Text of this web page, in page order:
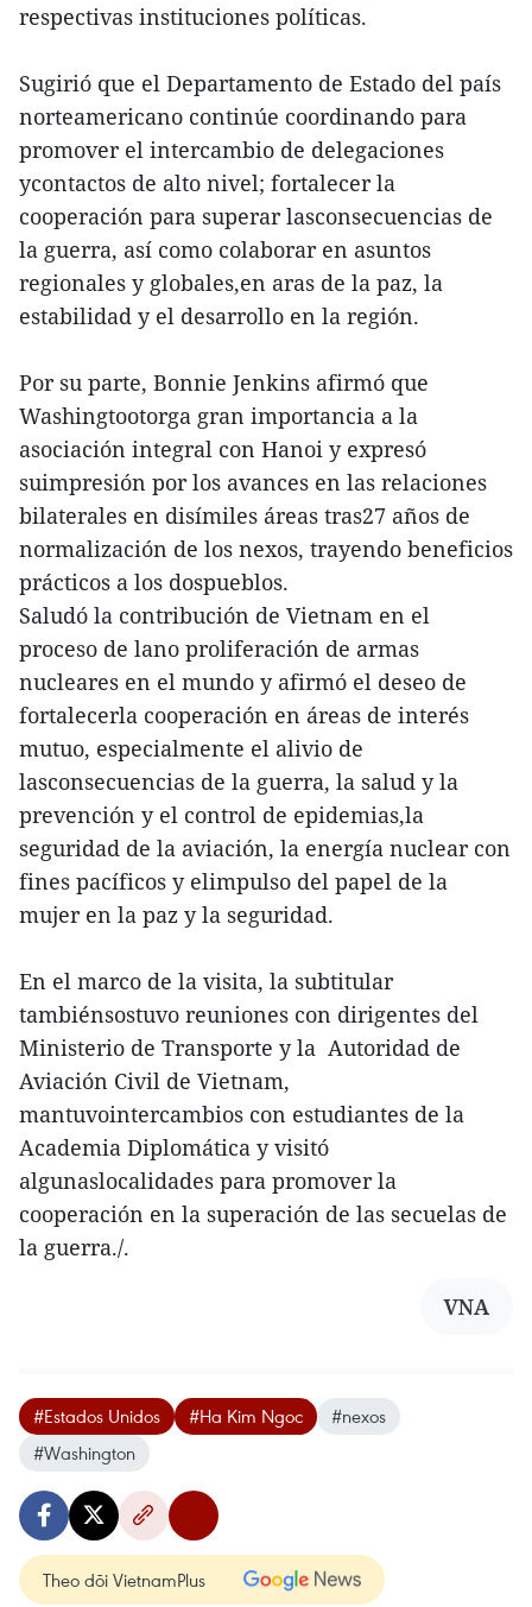
respectivas instituciones políticas.
Sugirió que el Departamento de Estado del país
norteamericano continúe coordinando para
promover el intercambio de delegaciones
ycontactos de alto nivel; fortalecer la
cooperación para superar lasconsecuencias de
la guerra, así como colaborar en asuntos
regionales y globales,en aras de la paz, la
estabilidad y el desarrollo en la región.
Por su parte, Bonnie Jenkins afirmó que
Washingtootorga gran importancia a la
asociación integral con Hanoi y expresó
suimpresión por los avances en las relaciones
bilaterales en disímiles áreas tras27 años de
normalización de los nexos, trayendo beneficios
prácticos a los dospueblos.
Saludó la contribución de Vietnam en el
proceso de lano proliferación de armas
nucleares en el mundo y afirmó el deseo de
fortalecerla cooperación en áreas de interés
mutuo, especialmente el alivio de
lasconsecuencias de la guerra, la salud y la
prevención y el control de epidemias,la
seguridad de la aviación, la energía nuclear con
fines pacíficos y elimpulso del papel de la
mujer en la paz y la seguridad.
En el marco de la visita, la subtitular
tambiénsostuvo reuniones con dirigentes del
Ministerio de Transporte y la Autoridad de
Aviación Civil de Vietnam,
mantuvointercambios con estudiantes de la
Academia Diplomática y visitó
algunaslocalidades para promover la
cooperación en la superación de las secuelas de
la guerra./.
VNA
#Estados Unidos #Ha Kim Ngoc
#nexos
#Washington
Theo dõi VietnamPlus